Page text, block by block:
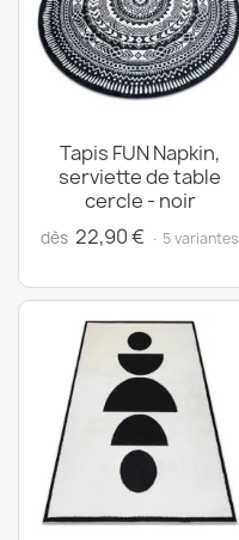
Tapis FUN Napkin,
serviette de table
cercle - noir
dès 22,90 € · 5 variantes